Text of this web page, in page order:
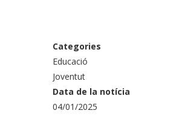
Categories
Educació
Joventut
Data de la notícia
04/01/2025